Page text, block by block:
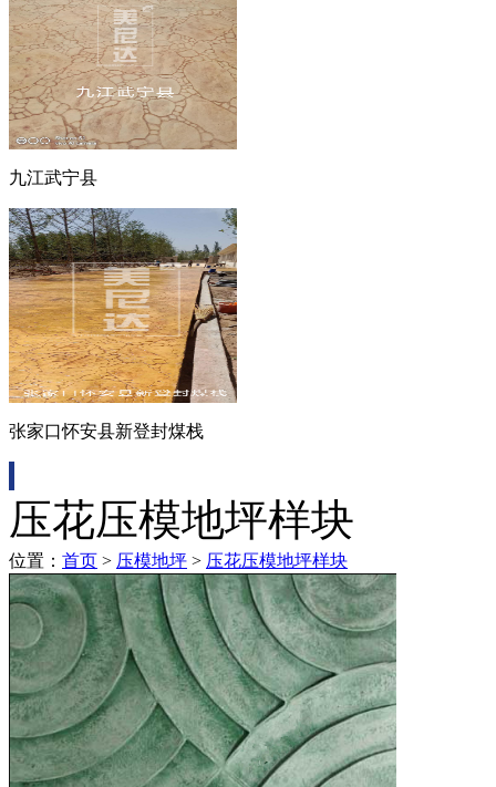
九江武宁县
张家口怀安县新登封煤栈
压花压模地坪样块
位置： 首页 > 压模地坪 > 压花压模地坪样块